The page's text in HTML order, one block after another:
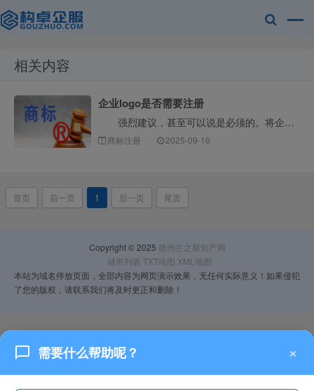
相关内容
企业logo是否需要注册
强烈建议，甚至可以说是必须的。将企业Logo注册为商标，是企业保护自身品牌资产最核心、最有效的一步。下面构卓企服为您详细解释为什么、如何做以及注意···
商标注册 2025-09-16
首页 前一页 1 后一页 尾页
Copyright © 2025 赣州兰之新知产网
城市列表 TXT地图 XML地图
本站为域名停放页面，全部内容为网页演示效果，无任何实际意义！如果侵犯
了您的版权，请联系我们将及时更正和删除！
需要什么帮助呢？ ×